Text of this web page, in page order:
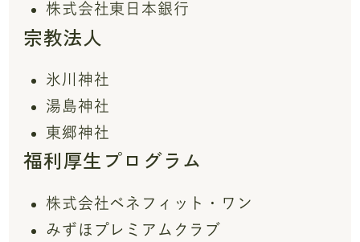
株式会社東日本銀行
宗教法人
氷川神社
湯島神社
東郷神社
福利厚生プログラム
株式会社ベネフィット・ワン
みずほプレミアムクラブ